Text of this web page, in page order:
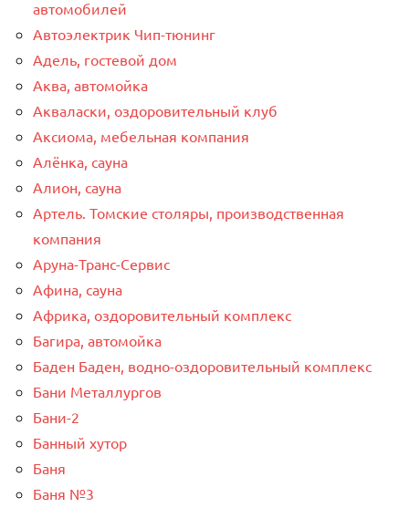
автомобилей
Автоэлектрик Чип-тюнинг
Адель, гостевой дом
Аква, автомойка
Акваласки, оздоровительный клуб
Аксиома, мебельная компания
Алёнка, сауна
Алион, сауна
Артель. Томские столяры, производственная
компания
Аруна-Транс-Сервис
Афина, сауна
Африка, оздоровительный комплекс
Багира, автомойка
Баден Баден, водно-оздоровительный комплекс
Бани Металлургов
Бани-2
Банный хутор
Баня
Баня №3